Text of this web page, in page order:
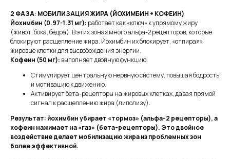
2 ФАЗА: МОБИЛИЗАЦИЯ ЖИРА (ЙОХИМБИН + КОФЕИН)
Йохимбин (0.97-1.31 мг): работает как «ключ» к упрямому жиру
(живот, бока, бёдра). В этих зонах много альфа-2 рецепторов, которые
блокируют расщепление жира. Йохимбин их блокирует, «отпирая»
жировые клетки для высвобождения энергии.
Кофеин (50 мг): выполняет двойную функцию.
Стимулирует центральную нервную систему, повышая бодрость
и мотивацию к движению.
Активирует бета-рецепторы на жировых клетках, давая прямой
сигнал к расщеплению жира (липолизу).
Результат: йохимбин убирает «тормоз» (альфа-2 рецепторы), а
кофеин нажимает на «газ» (бета-рецепторы). Это двойное
воздействие делает мобилизацию жира из проблемных зон
более эффективной.